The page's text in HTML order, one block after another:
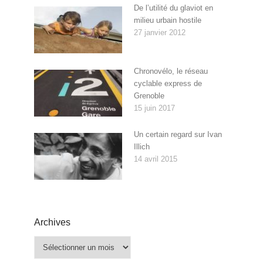
De l’utilité du glaviot en
milieu urbain hostile
27 janvier 2012
Chronovélo, le réseau
cyclable express de
Grenoble
15 juin 2017
Un certain regard sur Ivan
Illich
14 avril 2015
Archives